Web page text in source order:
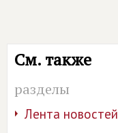
См. также
разделы
Лента новостей